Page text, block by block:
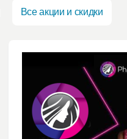
Все акции и скидки